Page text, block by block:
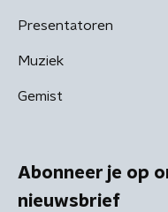
Presentatoren
Muziek
Gemist
Abonneer je op
nieuwsbrief